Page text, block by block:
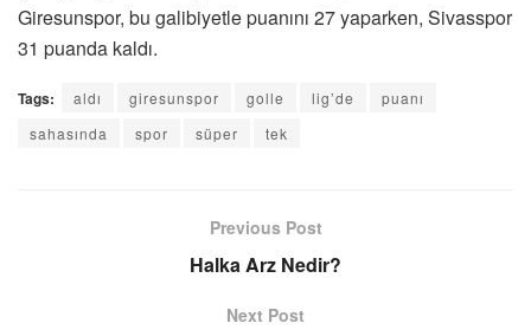
Giresunspor, bu galibiyetle puanını 27 yaparken, Sivasspor
31 puanda kaldı.
Tags: aldı giresunspor golle lig’de
puanı
sahasında
spor süper tek
Previous Post
Halka Arz Nedir?
Next Post